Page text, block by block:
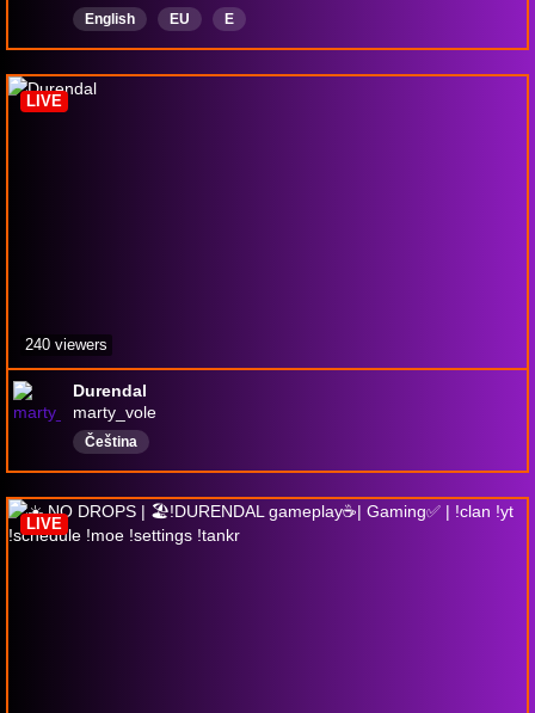
English EU E
Durendal
marty_vole
Čeština
LIVE
240 viewers
LIVE